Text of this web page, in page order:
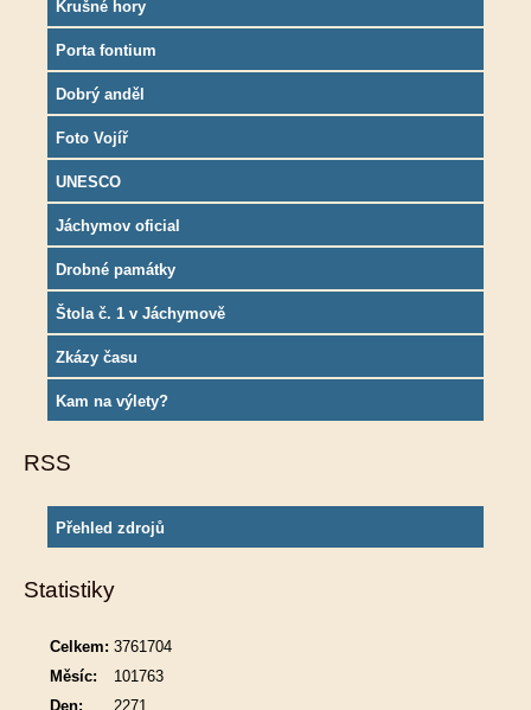
Krušné hory
Porta fontium
Dobrý anděl
Foto Vojíř
UNESCO
Jáchymov oficial
Drobné památky
Štola č. 1 v Jáchymově
Zkázy času
Kam na výlety?
RSS
Přehled zdrojů
Statistiky
Celkem: 3761704
Měsíc:
101763
Den:
2271